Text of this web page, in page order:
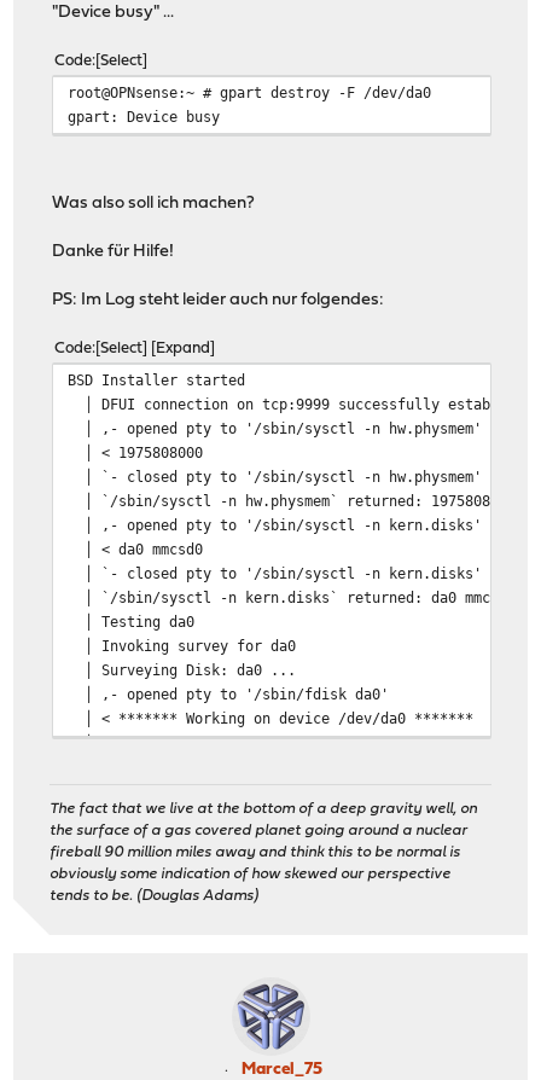
"Device busy" ...
Code Select
root@OPNsense:~ # gpart destroy -F /dev/da0
gpart: Device busy
Was also soll ich machen?
Danke für Hilfe!
PS: Im Log steht leider auch nur folgendes:
Code Select Expand
BSD Installer
│ DFUI connection on tcp:9999
│ ,- opened pty to '/sbin/sysctl -n
│ <
│ `- closed pty to '/sbin/sysctl -n
│ `/sbin/sysctl -n hw.physmem`
│ ,- opened pty to '/sbin/sysctl -
│ < da0
│ `- closed pty to '/sbin/sysctl -
│ `/sbin/sysctl -n kern.disks`
│ Testing
│ Invoking survey
│ Surveying Disk:
│ ,- opened pty to '/sbin/
│ < ******* Working on device /
│ < Figures below won't work with BIOS for
│ < parameters to be used for BIOS
│ < cylinders=1948 heads=255 sectors/track=63 (16065
The fact that we live at the bottom of a deep gravity well, on
the surface of a gas covered planet going around a nuclear
fireball 90 million miles away and think this to be normal is
obviously some indication of how skewed our perspective
tends to be. (Douglas Adams)
Marcel_75